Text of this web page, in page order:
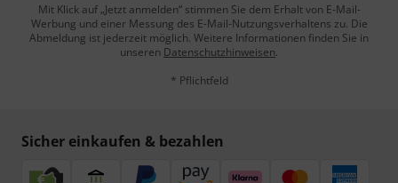
Mit Klick auf „Jetzt anmelden“ stimmen Sie dem Erhalt von E-Mail-
Werbung und einer Messung des E-Mail-Nutzungsverhaltens zu. Die
Abmeldung ist jederzeit möglich. Weitere Informationen finden Sie in
unseren Datenschutzhinweisen.
* Pflichtfeld
Sicher einkaufen & bezahlen